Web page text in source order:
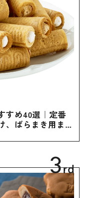
すめ40選｜定番
、ばらまき用まで
3rd